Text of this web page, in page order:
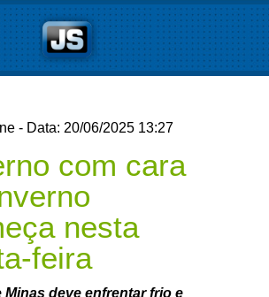
- Data: 20/06/2025 13:27
com cara
nesta
feira
Minas deve enfrentar frio e